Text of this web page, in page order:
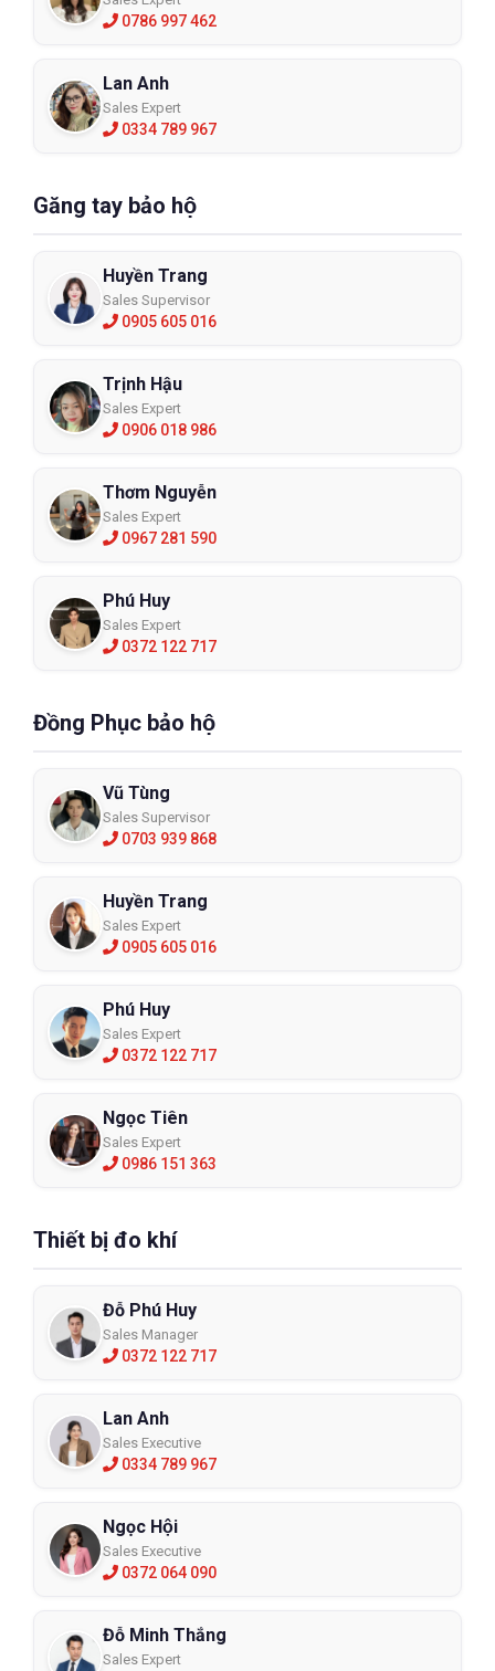
0786 997 462
Lan Anh
Sales Expert
0334 789 967
Găng tay bảo hộ
Huyền Trang
Sales Supervisor
0905 605 016
Trịnh Hậu
Sales Expert
0906 018 986
Thơm Nguyễn
Sales Expert
0967 281 590
Phú Huy
Sales Expert
0372 122 717
Đồng Phục bảo hộ
Vũ Tùng
Sales Supervisor
0703 939 868
Huyền Trang
Sales Expert
0905 605 016
Phú Huy
Sales Expert
0372 122 717
Ngọc Tiên
Sales Expert
0986 151 363
Thiết bị đo khí
Đỗ Phú Huy
Sales Manager
0372 122 717
Lan Anh
Sales Executive
0334 789 967
Ngọc Hội
Sales Executive
0372 064 090
Đỗ Minh Thắng
Sales Expert